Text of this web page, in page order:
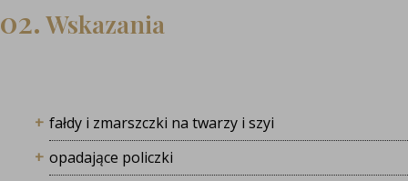
02.Wskazania
fałdy i zmarszczki na twarzy i szyi
opadające policzki